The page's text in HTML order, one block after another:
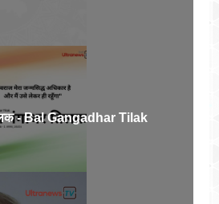
- Bal Gangadhar Tilak